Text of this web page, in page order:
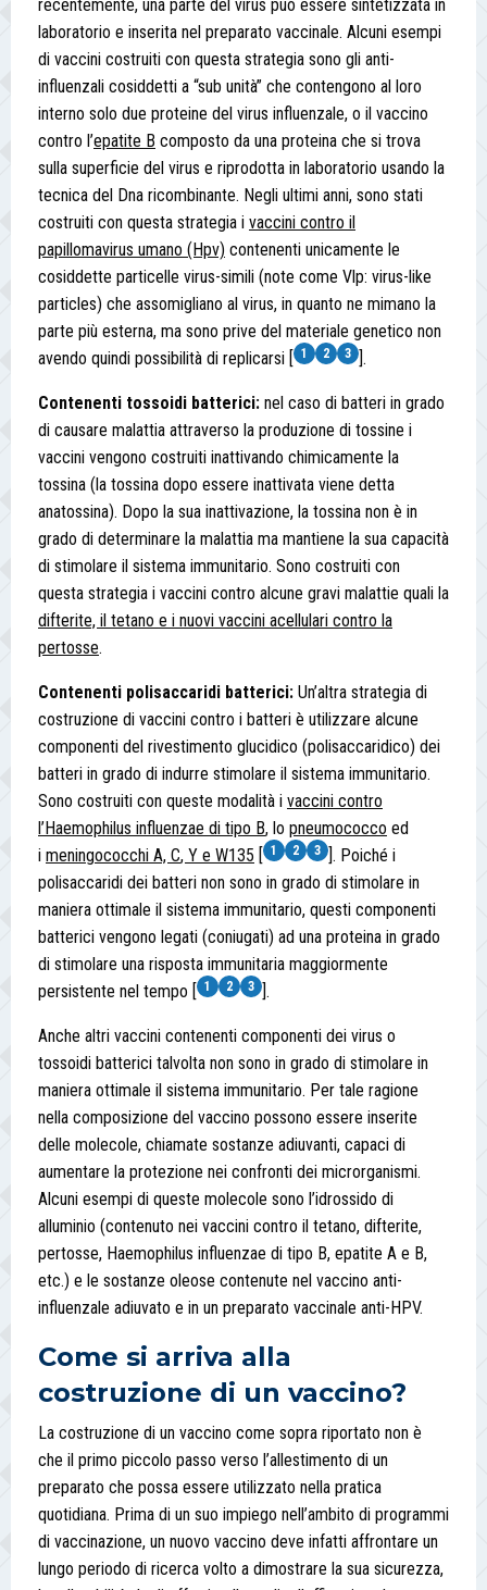
recentemente, una parte del virus può essere sintetizzata in
laboratorio e inserita nel preparato vaccinale. Alcuni esempi
di vaccini costruiti con questa strategia sono gli anti-
influenzali cosiddetti a “sub unità” che contengono al loro
interno solo due proteine del virus influenzale, o il vaccino
contro l’epatite B composto da una proteina che si trova
sulla superficie del virus e riprodotta in laboratorio usando la
tecnica del Dna ricombinante. Negli ultimi anni, sono stati
costruiti con questa strategia i vaccini contro il
papillomavirus umano (Hpv) contenenti unicamente le
cosiddette particelle virus-simili (note come Vlp: virus-like
particles) che assomigliano al virus, in quanto ne mimano la
parte più esterna, ma sono prive del materiale genetico non
avendo quindi possibilità di replicarsi [
1 2 3 ].
Contenenti tossoidi batterici: nel caso di batteri in grado
di causare malattia attraverso la produzione di tossine i
vaccini vengono costruiti inattivando chimicamente la
tossina (la tossina dopo essere inattivata viene detta
anatossina). Dopo la sua inattivazione, la tossina non è in
grado di determinare la malattia ma mantiene la sua capacità
di stimolare il sistema immunitario. Sono costruiti con
questa strategia i vaccini contro alcune gravi malattie quali la
difterite, il tetano e i nuovi vaccini acellulari contro la
pertosse.
Contenenti polisaccaridi batterici: Un’altra strategia di
costruzione di vaccini contro i batteri è utilizzare alcune
componenti del rivestimento glucidico (polisaccaridico) dei
batteri in grado di indurre stimolare il sistema immunitario.
Sono costruiti con queste modalità i vaccini contro
l’Haemophilus influenzae di tipo B, lo pneumococco ed
i meningococchi A, C, Y e W135 1 2 3
]. Poiché i
polisaccaridi dei batteri non sono in grado di stimolare in
maniera ottimale il sistema immunitario, questi componenti
batterici vengono legati (coniugati) ad una proteina in grado
di stimolare una risposta immunitaria maggiormente
persistente nel tempo [
1 2 3 ].
Anche altri vaccini contenenti componenti dei virus o
tossoidi batterici talvolta non sono in grado di stimolare in
maniera ottimale il sistema immunitario. Per tale ragione
nella composizione del vaccino possono essere inserite
delle molecole, chiamate sostanze adiuvanti, capaci di
aumentare la protezione nei confronti dei microrganismi.
Alcuni esempi di queste molecole sono l’idrossido di
alluminio (contenuto nei vaccini contro il tetano, difterite,
pertosse, Haemophilus influenzae di tipo B, epatite A e B,
etc.) e le sostanze oleose contenute nel vaccino anti-
influenzale adiuvato e in un preparato vaccinale anti-HPV.
Come si arriva alla
costruzione di un vaccino?
La costruzione di un vaccino come sopra riportato non è
che il primo piccolo passo verso l’allestimento di un
preparato che possa essere utilizzato nella pratica
quotidiana. Prima di un suo impiego nell’ambito di programmi
di vaccinazione, un nuovo vaccino deve infatti affrontare un
lungo periodo di ricerca volto a dimostrare la sua sicurezza,